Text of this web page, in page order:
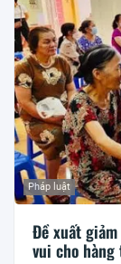
Pháp luật
Đề xuất
vui cho